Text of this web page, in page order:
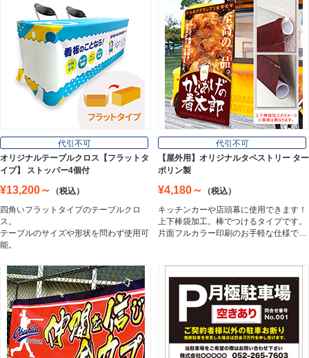
プレート看板
Plate Board
壁面看板
Wall Sign
フロアサイン／路面表示
Floor / Road Surface Sign
Aluminum Composite Board
スチレンボード
Styrene Board
板材
Board
代引不可
オリジナルテーブルクロス【フラットタ
イプ】 ストッパー4個付
¥13,200～
（税込）
四角いフラットタイプのテーブルクロ
ス。
テーブルのサイズや形状を問わず使用可
能。
代引不可
【屋外用】オリジナルタペストリー ター
ポリン製
¥4,180～
（税込）
キッチンカーや店頭幕に使用できます！
上下棒袋加工。棒でつけるタイプです。
片面フルカラー印刷のお手軽な仕様で…